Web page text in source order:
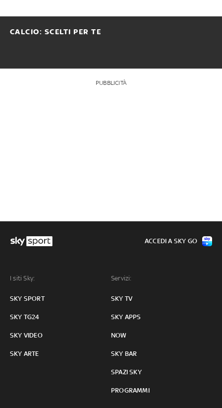
CALCIO: SCELTI PER TE
PUBBLICITÀ
I siti Sky:
SKY SPORT
SKY TG24
SKY VIDEO
SKY ARTE
Servizi:
SKY TV
SKY APPS
NOW
SKY BAR
SPAZI SKY
PROGRAMMI
ACCEDI A SKY GO